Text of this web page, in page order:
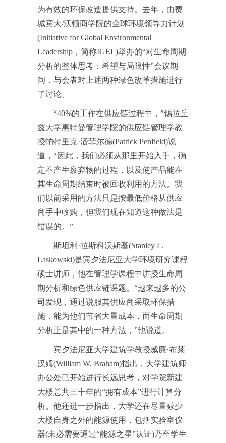
为有效的环保改造提供支持。去年，由费
城宾大/沃顿商学院的全球环境领导力计划
(Initiative for Global Environmental
Leadership，简称IGEL)举办的“对生命周期
分析的整体思考：希望与局限性”会议期
间，与会者对上述两种绿色改革措施进行
了讨论。
“40%的工作在供应链过程中，”锡拉丘
兹大学惠特曼管理学院的供应链管理学教
授帕特里克·潘菲尔德(Patrick Penfield)说
道，“因此，我们必须从那里开始入手，确
定不产生废弃物的过程，以及使产品能在
其生命周期结束时被回收利用的方法。我
们以前采用的方法只是按最低价格从供应
商手中收购，但我们现在知道这种做法是
错误的。”
斯坦利·拉斯科沃斯基(Stanley L.
Laskowski)是宾夕法尼亚大学环境研究课程
硕士讲师，他在管理学课程中讲授生命周
期分析和绿色供应链课题。“越来越多的公
司发现，通过说服其供应商采取环保措
施，能为他们节省大量成本，而生命周期
分析正是其中的一种方法，”他说道。
宾夕法尼亚大学建筑学教授威廉·布莱
汉姆(William W. Braham)指出，大学建筑师
办公处已开始进行长远思考，对学院新建
大楼总共三十年的“拥有成本”进行计算分
析。他还进一步指出，大学还在尽量减少
大楼自身之外的能源使用，包括实验室仪
器(未必需要通过“能源之星”认证)乃至学生